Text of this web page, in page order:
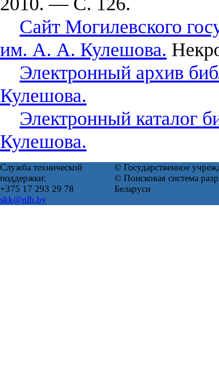
Сайт Могилевского
им. А. А. Кулешова.
Электронный архив
Кулешова.
Электронный каталог
Кулешова.
Служба технической
поддержки:
+375 17 293 29 78
skk@nlb.by
© Государственное
© Поисковая система
Беларуси